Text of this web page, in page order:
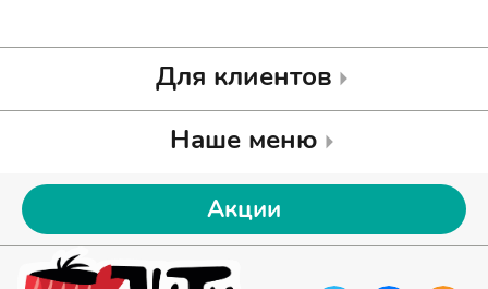
Для клиентов
Наше меню
Акции